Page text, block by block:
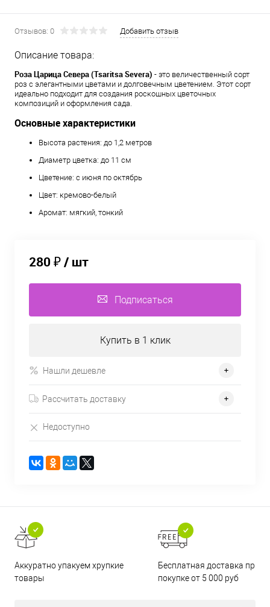
Отзывов: 0 Добавить отзыв
Описание товара:
Роза Царицa Севера (Tsaritsa Severa) - это величественный сорт
роз с элегантными цветами и долговечным цветением. Этот сорт
идеально подходит для создания роскошных цветочных
композиций и оформления сада.
Основные характеристики
Высота растения: до 1,2 метров
Диаметр цветка: до 11 см
Цветение: с июня по октябрь
Цвет: кремово-белый
Аромат: мягкий, тонкий
280 ₽/ шт
Подписаться
Купить в 1 клик
Нашли дешевле
Рассчитать доставку
Недоступно
Аккуратно упакуем хрупкие
товары
Бесплатная доставка при
покупке от 5 000 руб